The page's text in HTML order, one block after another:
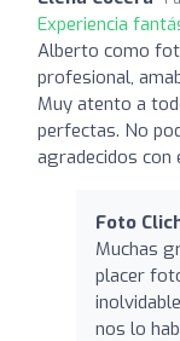
Experiencia
Alberto como
profesional,
Muy atento a
perfectas. No
agradecidos con
Foto
Muchas
placer
nos lo